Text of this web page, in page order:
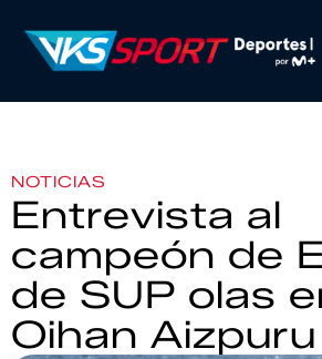
NOTICIAS
Entrevista al
campeón de
de SUP olas
Oihan Aizpuru